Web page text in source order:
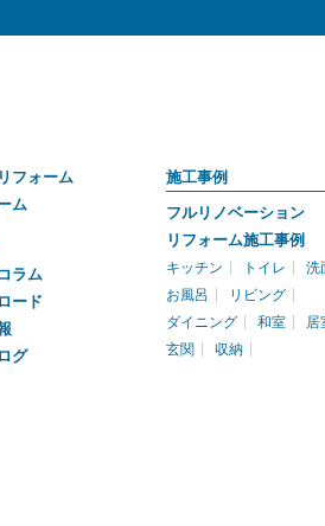
フォーム
ム
ラム
ード
グ
施工事例
フルリノベーション
リフォーム施工事例
キッチン トイレ
洗
お風呂
リビング
ダイニング
和室
居
玄関
収納